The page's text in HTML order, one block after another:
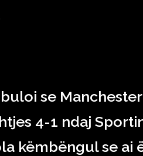
se
4-1 ndaj
këmbëngul se ai